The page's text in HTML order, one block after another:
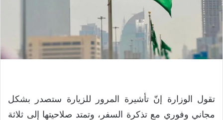
تقول الوزارة إنّ تأشيرة المرور للزيارة ستصدر بشكل
مجاني وفوري مع تذكرة السفر، وتمتد صلاحيتها إلى ثلاثة